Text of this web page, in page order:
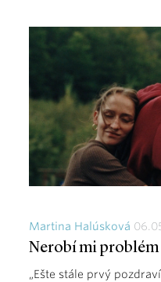
Martina Halúsková
Nerobí mi problém
„Ešte stále prvý